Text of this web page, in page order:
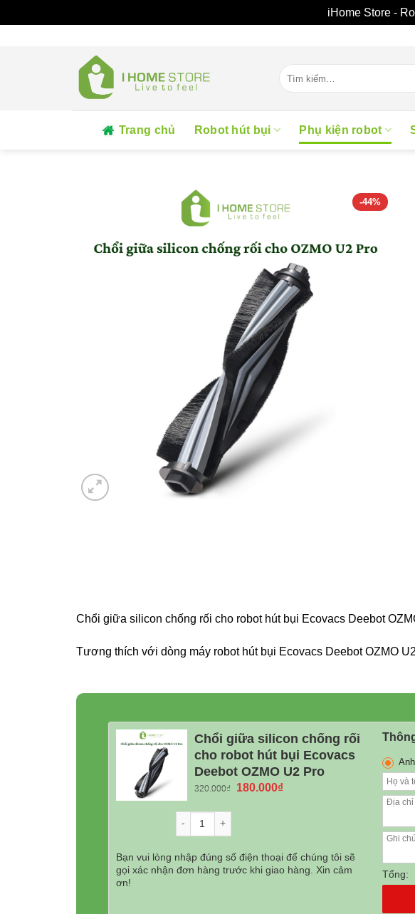
iHome Store -
kiếm:
Trang chủ Robot hút bụi Phụ kiện robot
-44%
Chổi giữa silicon chống rối cho robot hút bụi Ecovacs Deebot
Tương thích với dòng máy robot hút bụi Ecovacs Deebot OZMO
Chổi giữa silicon chống rối
cho robot hút bụi Ecovacs
Deebot OZMO U2 Pro
320.000₫
Giá
180.000₫Giá
Bạn vui lòng nhập đúng số điện thoại để chúng tôi sẽ
gọi xác nhận đơn hàng trước khi giao hàng. Xin cảm
ơn!
Anh
Tổng: